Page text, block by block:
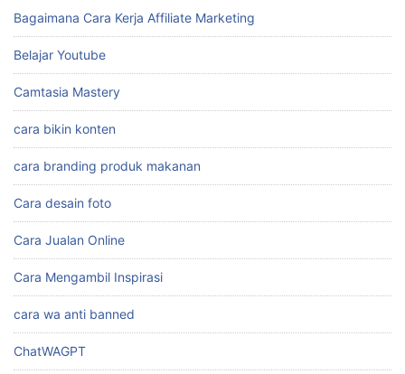
Affiliate Marketing Shopee
Ai Untuk Membuat Gambar
Aplikasi
Auto Cuan
Bagaimana Cara Kerja Affiliate Marketing
Belajar Youtube
Camtasia Mastery
cara bikin konten
cara branding produk makanan
Cara desain foto